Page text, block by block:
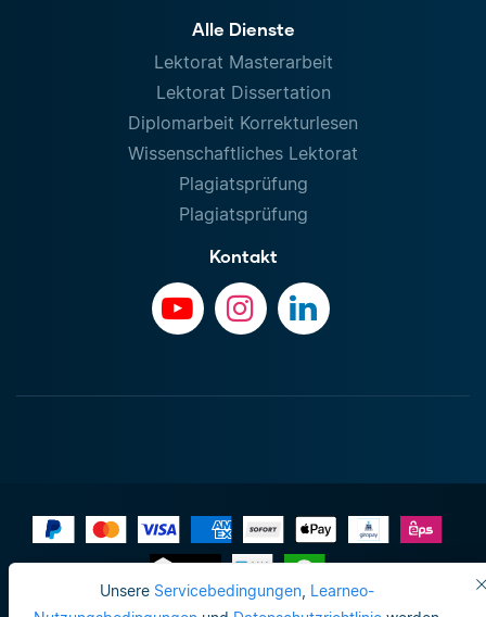
Unsere Servicebedingungen, Learneo-
Alle Dienste
Lektorat Masterarbeit
Lektorat Dissertation
Diplomarbeit Korrekturlesen
Wissenschaftliches Lektorat
Plagiatsprüfung
Plagiatsprüfung
Kontakt
Impressum